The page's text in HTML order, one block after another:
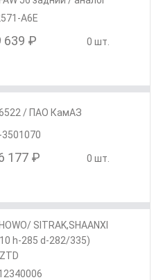
A6E
639 ₽ 0 шт.
/ ПАО КамАЗ
177 ₽ 0 шт.
SITRAK,SHAANXI
h-285 d-282/335)